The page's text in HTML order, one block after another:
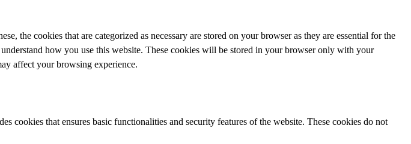
the cookies that are categorized as necessary are stored on your browser as they are essential for the
how you use this website. These cookies will be stored in your browser only with your
affect your browsing experience.
cookies that ensures basic functionalities and security features of the website. These cookies do not